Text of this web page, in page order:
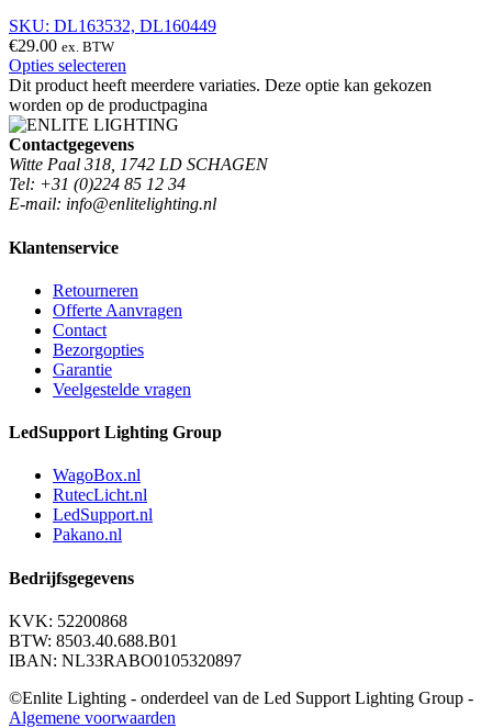
SKU: DL163532, DL160449
€29.00 ex. BTW
Opties selecteren
Dit product heeft meerdere variaties. Deze optie kan gekozen
worden op de productpagina
Contactgegevens
Witte Paal 318, 1742 LD SCHAGEN
Tel: +31 (0)224 85 12 34
E-mail: info@enlitelighting.nl
Klantenservice
Retourneren
Offerte Aanvragen
Contact
Bezorgopties
Garantie
Veelgestelde vragen
LedSupport Lighting Group
WagoBox.nl
RutecLicht.nl
LedSupport.nl
Pakano.nl
Bedrijfsgegevens
KVK: 52200868
BTW: 8503.40.688.B01
IBAN: NL33RABO0105320897
©Enlite Lighting - onderdeel van de Led Support Lighting Group -
Algemene voorwaarden